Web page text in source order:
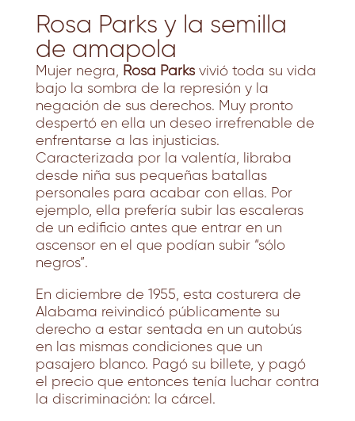
Rosa Parks y la semilla
de amapola
Mujer negra, Rosa Parks vivió toda su vida
bajo la sombra de la represión y la
negación de sus derechos. Muy pronto
despertó en ella un deseo irrefrenable de
enfrentarse a las injusticias.
Caracterizada por la valentía, libraba
desde niña sus pequeñas batallas
personales para acabar con ellas. Por
ejemplo, ella prefería subir las escaleras
de un edificio antes que entrar en un
ascensor en el que podían subir “sólo
negros”.
En diciembre de 1955, esta costurera de
Alabama reivindicó públicamente su
derecho a estar sentada en un autobús
en las mismas condiciones que un
pasajero blanco. Pagó su billete, y pagó
el precio que entonces tenía luchar contra
la discriminación: la cárcel.